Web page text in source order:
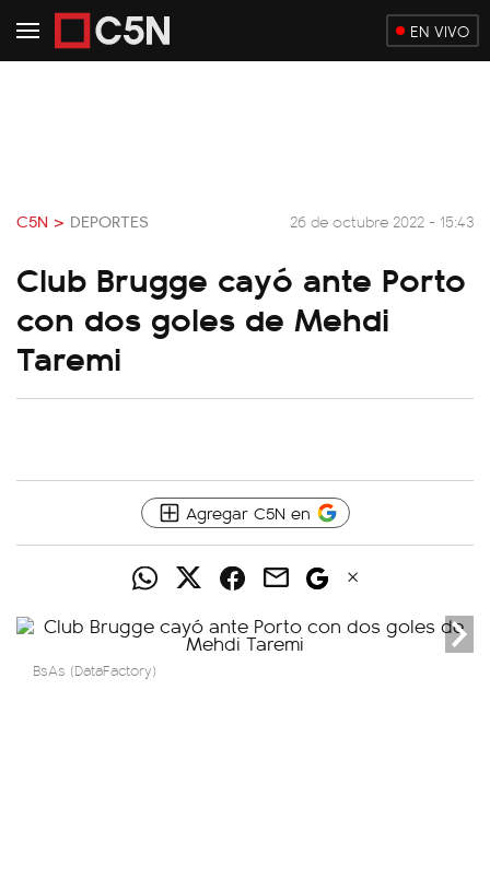
EN VIVO
C5N > DEPORTES 26 de octubre 2022 - 15:43
Club Brugge cayó ante Porto
con dos goles de Mehdi
Taremi
Agregar C5N en
BsAs (DataFactory)